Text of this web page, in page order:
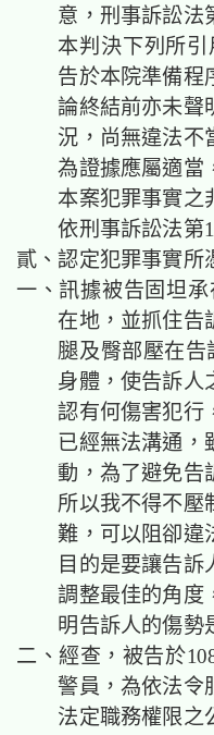
意，刑事訴訟法
本判決下列所
告於本院準備程
論終結前亦未聲
況，尚無違法不
為證據應屬適當
本案犯罪事實之
依刑事訴訟法第
貳、認定犯罪事實所
一、訊據被告固坦
在地，並抓住告
腿及臀部壓在
身體，使告訴人
認有何傷害犯行
已經無法溝通，
動，為了避免告
所以我不得不壓
難，可以阻卻違
目的是要讓告訴
調整最佳的角度
明告訴人的傷勢
二、經查，被告於
警員，為依法令
法定職務權限之